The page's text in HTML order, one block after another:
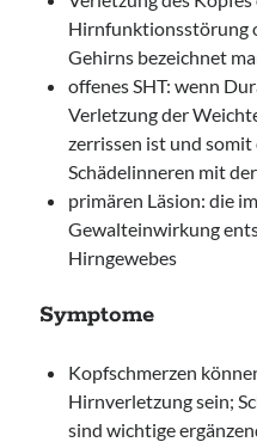
Hirnfunktionsstörung
Gehirns bezeichnet
offenes SHT: wenn
Verletzung der
zerrissen ist und
Schädelinneren mit
primären Läsion: die
Gewalteinwirkung
Hirngewebes
Symptome
Kopfschmerzen
Hirnverletzung sein;
sind wichtige